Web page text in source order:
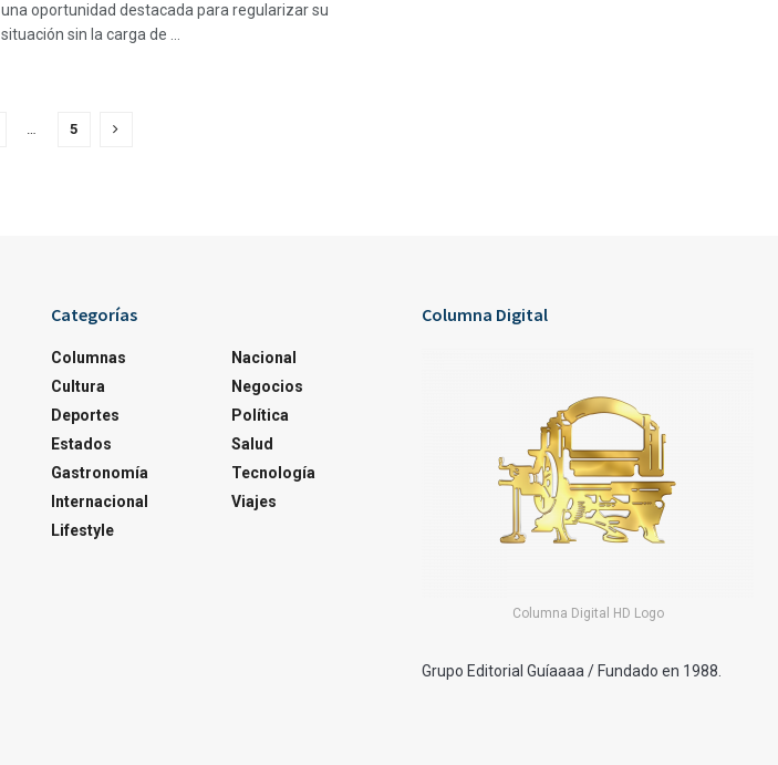
una oportunidad destacada para regularizar su
situación sin la carga de ...
… 5
Categorías
Columnas
Cultura
Deportes
Estados
Gastronomía
Internacional
Lifestyle
Nacional
Negocios
Política
Salud
Tecnología
Viajes
Columna Digital
Columna Digital HD Logo
Grupo Editorial Guíaaaa / Fundado en 1988.